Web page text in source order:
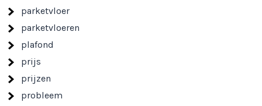
parketvloer
parketvloeren
plafond
prijs
prijzen
probleem